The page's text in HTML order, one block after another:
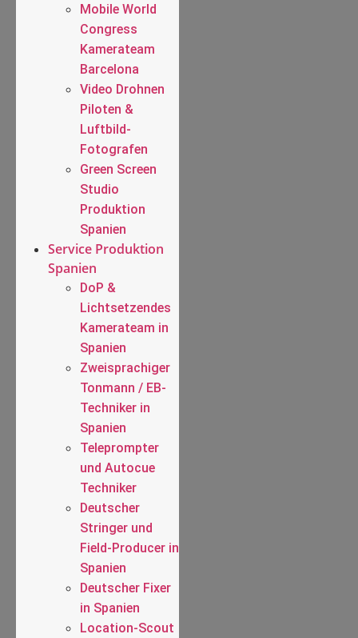
Mobile World
Congress
Kamerateam
Barcelona
Video Drohnen
Piloten &
Luftbild-
Fotografen
Green Screen
Studio
Produktion
Spanien
Service Produktion
Spanien
DoP &
Lichtsetzendes
Kamerateam in
Spanien
Zweisprachiger
Tonmann / EB-
Techniker in
Spanien
Teleprompter
und Autocue
Techniker
Deutscher
Stringer und
Field-Producer in
Spanien
Deutscher Fixer
in Spanien
Location-Scout